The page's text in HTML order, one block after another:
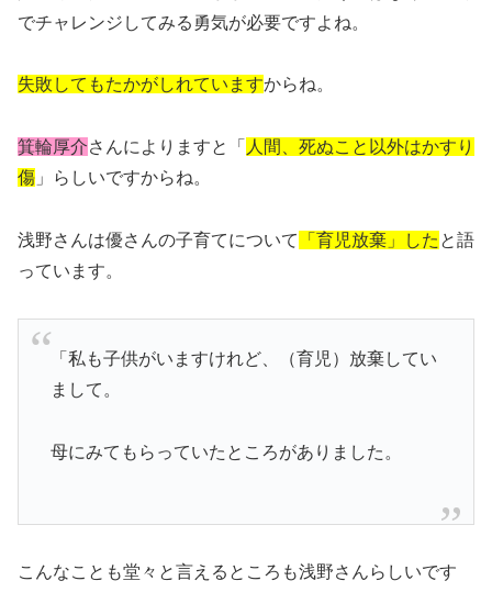
でチャレンジしてみる勇気が必要ですよね。
失敗してもたかがしれていますからね。
箕輪厚介さんによりますと「 人間、死ぬこと以外はかすり
傷 」らしいですからね。
浅野さんは優さんの子育てについて 「育児放棄」した と語
っています。
「私も子供がいますけれど、（育児）放棄してい
まして。
母にみてもらっていたところがありました。
こんなことも堂々と言えるところも浅野さんらしいです